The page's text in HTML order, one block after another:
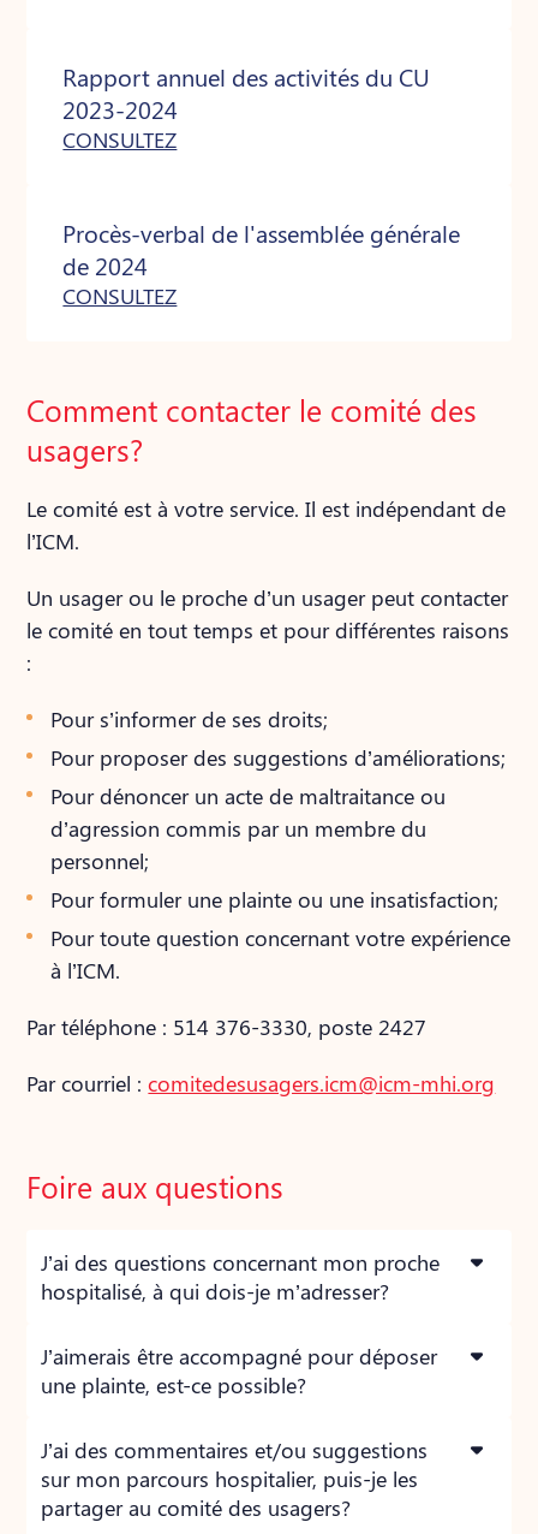
Rapport annuel des activités du CU
2023-2024
CONSULTEZ
Procès-verbal de l'assemblée générale
de 2024
CONSULTEZ
Comment contacter le comité des
usagers?
Le comité est à votre service. Il est indépendant de
l’ICM.
Un usager ou le proche d’un usager peut contacter
le comité en tout temps et pour différentes raisons
:
Pour s’informer de ses droits;
Pour proposer des suggestions d’améliorations;
Pour dénoncer un acte de maltraitance ou
d’agression commis par un membre du
personnel;
Pour formuler une plainte ou une insatisfaction;
Pour toute question concernant votre expérience
à l’ICM.
Par téléphone : 514 376-3330, poste 2427
Par courriel :comitedesusagers.icm@icm-mhi.org
Foire aux questions
J’ai des questions concernant mon proche
hospitalisé, à qui dois-je m’adresser?
J’aimerais être accompagné pour déposer
une plainte, est-ce possible?
J’ai des commentaires et/ou suggestions
sur mon parcours hospitalier, puis-je les
partager au comité des usagers?